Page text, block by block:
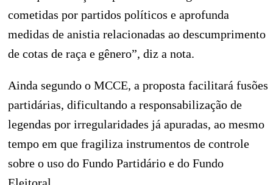
cometidas por partidos políticos e aprofunda
medidas de anistia relacionadas ao descumprimento
de cotas de raça e gênero”, diz a nota.
Ainda segundo o MCCE, a proposta facilitará fusões
partidárias, dificultando a responsabilização de
legendas por irregularidades já apuradas, ao mesmo
tempo em que fragiliza instrumentos de controle
sobre o uso do Fundo Partidário e do Fundo